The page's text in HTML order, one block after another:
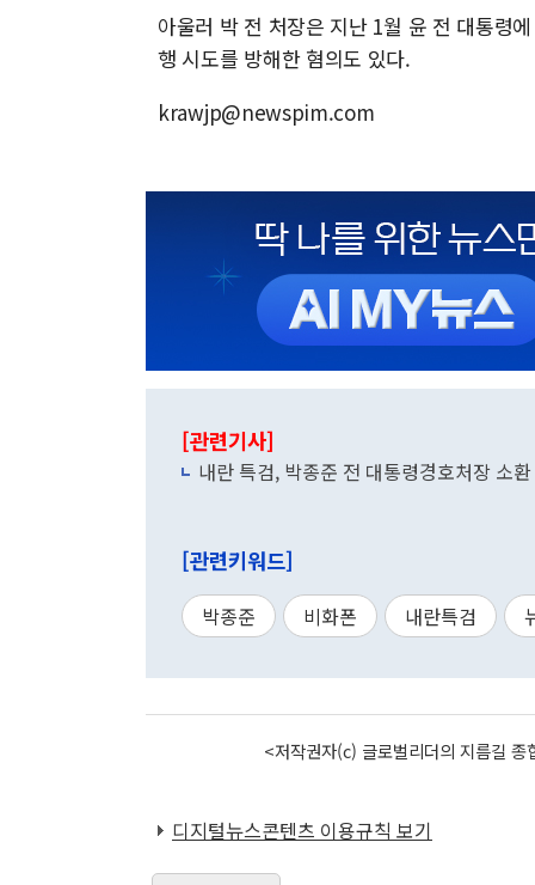
아울러 박 전 처장은 지난 1월 윤 전 대통령
행 시도를 방해한 혐의도 있다.
krawjp@newspim.com
[관련기사]
내란 특검, 박종준 전 대통령경호처장 소환
[관련키워드]
박종준 비화폰 내란특검
<저작권자(c) 글로벌리더의 지름길
디지털뉴스콘텐츠 이용규칙 보기